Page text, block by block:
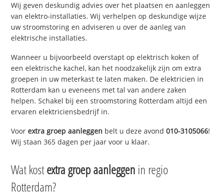
Wij geven deskundig advies over het plaatsen en aanleggen
van elektro-installaties. Wij verhelpen op deskundige wijze
uw stroomstoring en adviseren u over de aanleg van
elektrische installaties.
Wanneer u bijvoorbeeld overstapt op elektrisch koken of
een elektrische kachel, kan het noodzakelijk zijn om extra
groepen in uw meterkast te laten maken. De elektricien in
Rotterdam kan u eveneens met tal van andere zaken
helpen. Schakel bij een stroomstoring Rotterdam altijd een
ervaren elektriciensbedrijf in.
Voorextra groep aanleggen belt u deze avond010-3105066!
Wij staan 365 dagen per jaar voor u klaar.
Wat kostextra groep aanleggen in regio
Rotterdam?